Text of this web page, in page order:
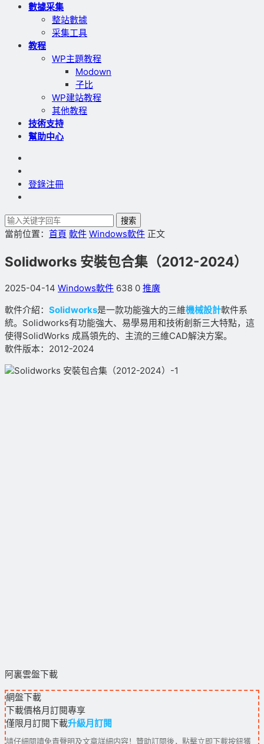
數據采集
整站數據
采集工具
教程
WP主題教程
Modown
子比
WP建站教程
其他教程
技術支持
幫助中心
登錄注冊
搜索
當前位置： 首頁 軟件 Windows軟件 正文
Solidworks 安裝包合集（2012-2024）
2025-04-14 Windows軟件 638 0 推廣
軟件介紹： Solidworks是一款功能強大的三維機械設計軟件系
統。Solidworks有功能強大、易學易用和技術創新三大特點，這
使得SolidWorks 成爲領先的、主流的三維CAD解決方案。
軟件版本：2012-2024
阿裏雲盤下載
網盤下載
下載價格月訂閱專享
僅限月訂閱下載升級月訂閱
請仔細閱讀免責聲明及文章詳細内容！贊助訂閱後，點擊立即下載按鈕獲